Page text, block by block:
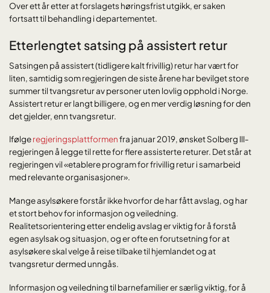
Over ett år etter at forslagets høringsfrist utgikk, er saken
fortsatt til behandling i departementet.
Etterlengtet satsing på assistert retur
Satsingen på assistert (tidligere kalt frivillig) retur har vært for
liten, samtidig som regjeringen de siste årene har bevilget store
summer til tvangsretur av personer uten lovlig opphold i Norge.
Assistert retur er langt billigere, og en mer verdig løsning for den
det gjelder, enn tvangsretur.
Ifølgeregjeringsplattformenfra januar 2019, ønsket Solberg III-
regjeringen å legge til rette for flere assisterte returer. Det står at
regjeringen vil «etablere program for frivillig retur i samarbeid
med relevante organisasjoner».
Mange asylsøkere forstår ikke hvorfor de har fått avslag, og har
et stort behov for informasjon og veiledning.
Realitetsorientering etter endelig avslag er viktig for å forstå
egen asylsak og situasjon, og er ofte en forutsetning for at
asylsøkere skal velge å reise tilbake til hjemlandet og at
tvangsretur dermed unngås.
Informasjon og veiledning til barnefamilier er særlig viktig, for å